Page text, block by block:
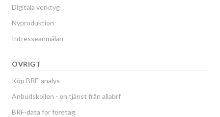
Digitala verktyg
Nyproduktion
Intresseanmälan
ÖVRIGT
Köp BRF-analys
Anbudskollen - en tjänst från allabrf
BRF-data för företag